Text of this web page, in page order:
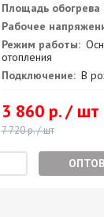
Площадь обогрева
Рабочее
Режим работы:
отопления
Подключение: В
3 860 р. / шт
7 720 р. / шт